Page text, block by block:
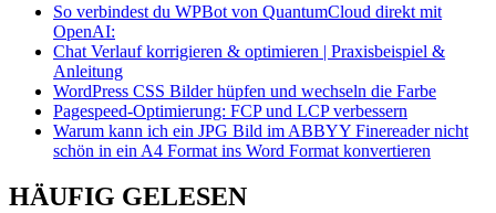
So verbindest du WPBot von QuantumCloud direkt mit
OpenAI:
Chat Verlauf korrigieren & optimieren | Praxisbeispiel &
Anleitung
WordPress CSS Bilder hüpfen und wechseln die Farbe
Pagespeed-Optimierung: FCP und LCP verbessern
Warum kann ich ein JPG Bild im ABBYY Finereader nicht
schön in ein A4 Format ins Word Format konvertieren
HÄUFIG GELESEN